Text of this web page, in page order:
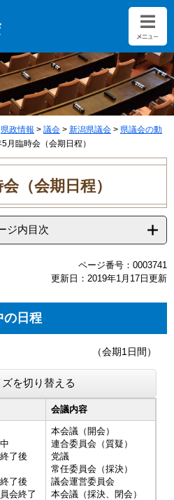
県政情報 > 議会 > 新潟県議会 > 県議会の動
月臨時会（会期日程）
（会期日程）
ジ内目次
ページ番号：0003741
更新日：2019年1月17日更新
の日程
（会期1日間）
を切り替える
会議内容
了後
了後
会終了
本会議（開会）
連合委員会（質疑）
党議
常任委員会（採決）
議会運営委員会
本会議（採決、閉会）